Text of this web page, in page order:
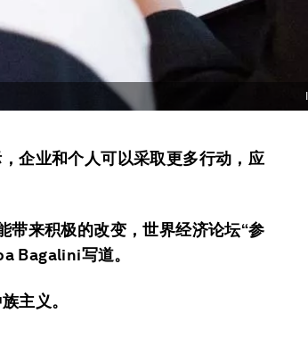
企业和个人可以采取更多行动，应
来积极的改变，世界经济论坛“参
Bagalini写道。
主义。